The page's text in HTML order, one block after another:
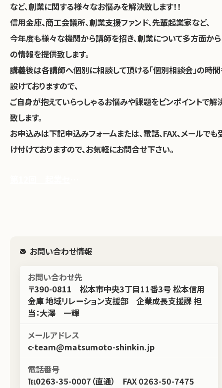
など、創業に関する様々なお悩みを解決致します！！
信用金庫、商工会議所、創業支援ファンド、先輩起業家など、
今年度も様々な機関から講師を招き、創業について多方面から
の情報を提供致します。
講義後は各講師へ個別に相談して頂ける「個別相談会」の時
設けておりますので、
ご自身が抱えていらっしゃるお悩みや課題をピンポイントで解
致します。
お申込みは下記申込みフォームまたは、電話、FAX、メールでも
け付けておりますので、お気軽にお問合せ下さい。
お問い合わせ情報
お問い合わせ先
〒390-0811 松本市中央3丁目11番3号 松本信用
金庫 地域リレーション支援部 企業成長支援課 担
当：大澤 一輝
メールアドレス
c-team@matsumoto-shinkin.jp
電話番号
℡0263-35-0007（直通） FAX 0263-50-7475